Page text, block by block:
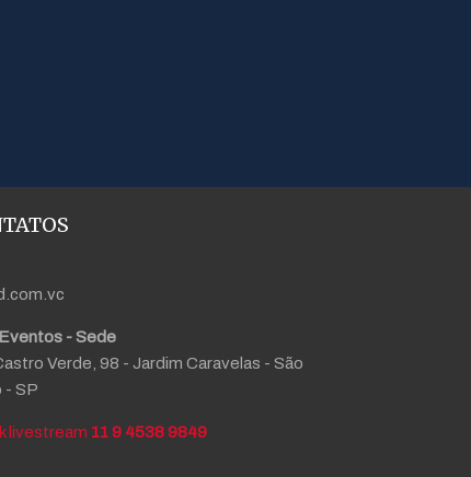
- Sede
Verde, 98 - Jardim Caravelas - São
- SP
11 9 4538 9849